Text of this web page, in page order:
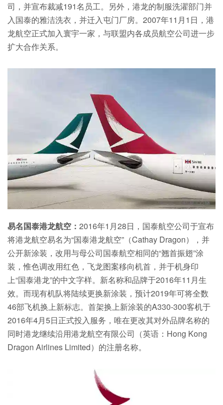
司，并宣布裁减191名员工。另外，港龙的制服洗濯部门并
入国泰的雅洁洗衣，并迁入屯门厂房。2007年11月1日，港
龙航空正式加入寰宇一家，与联盟内各成员航空公司进一步
扩大合作关系。
易名国泰港龙航空： 2016年1月28日，国泰航空公司于宣布
将港龙航空易名为“国泰港龙航空”（Cathay Dragon），并
公开新涂装，改用与母公司国泰航空相同的“翘首振翅”涂
装，惟色调改用红色，飞龙图案移向机首，并于机身印
上“国泰港龙”的中文字样。新名称和品牌于2016年11月生
效。而现有机队将陆续更换新涂装，预计2019年可将全数
46部飞机换上新标志。首架换上新涂装的A330-300客机于
2016年4月5日正式投入服务，唯在更改其对外品牌名称的
同时港龙继续沿用港龙航空有限公司（英语：Hong Kong
Dragon Airlines Limited）的注册名称。